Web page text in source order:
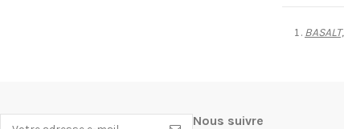
Nous suivre